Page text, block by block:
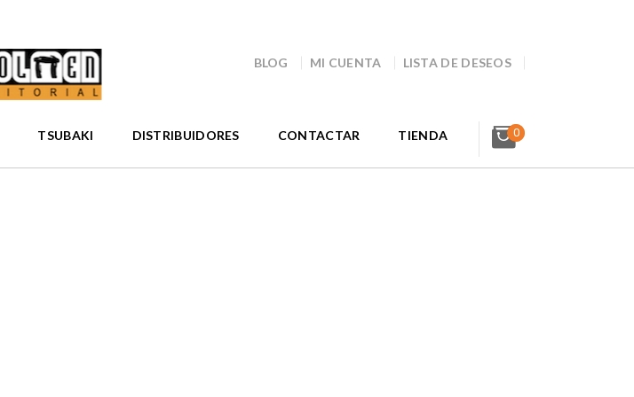
BLOG MI CUENTA LISTA DE DESEOS
TSUBAKI DISTRIBUIDORES CONTACTAR TIENDA 0